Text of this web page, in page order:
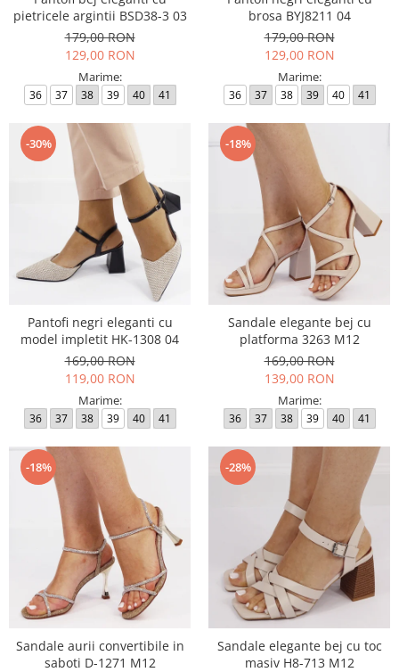
pietricele argintii BSD38-3 03
179,00 RON
129,00 RON
Marime:
36 37 38 39 40 41
brosa BYJ8211 04
179,00 RON
129,00 RON
Marime:
36 37 38 39 40 41
-30%
Pantofi negri eleganti cu
model impletit HK-1308 04
169,00 RON
119,00 RON
Marime:
36 37 38 39 40 41
-18%
Sandale elegante bej cu
platforma 3263 M12
169,00 RON
139,00 RON
Marime:
36 37 38 39 40 41
-18%
Sandale aurii convertibile in
saboti D-1271 M12
-28%
Sandale elegante bej cu toc
masiv H8-713 M12